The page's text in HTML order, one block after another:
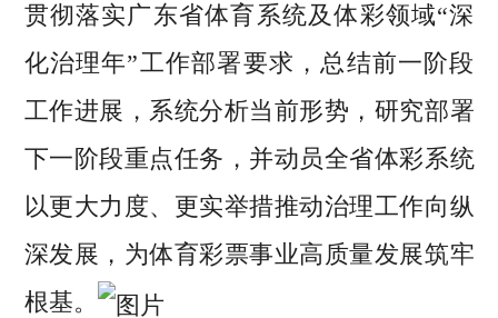
贯彻落实广东省体育系统及体彩领域“深
化治理年”工作部署要求，总结前一阶段
工作进展，系统分析当前形势，研究部署
下一阶段重点任务，并动员全省体彩系统
以更大力度、更实举措推动治理工作向纵
深发展，为体育彩票事业高质量发展筑牢
根基。